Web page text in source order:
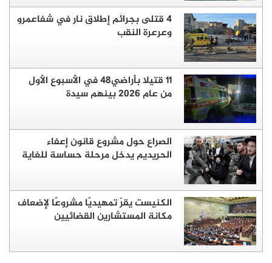
4 قتلى بجرائم إطلاق نار في شفاعمرو
وعرعرة النقب
11 قتيلا بأراضي48 في الأسبوع الأول
من عام 2026 بينهم سيدة
الصراع حول مشروع قانون إعفاء
الحريديم يدخل مرحلة حساسة للغاية
الكنيست يقرّ تمهيديًا مشروعًا لإضعاف
مكانة المستشارين القضائيين